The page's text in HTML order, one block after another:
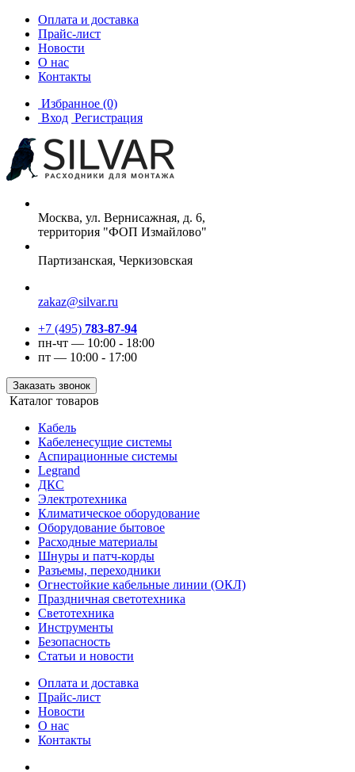
Оплата и доставка
Прайс-лист
Новости
О нас
Контакты
Избранное (0)
Вход Регистрация
Москва, ул. Вернисажная, д. 6,
территория "ФОП Измайлово"
Партизанская, Черкизовская
zakaz@silvar.ru
+7 (495) 783-87-94
пн-чт — 10:00 - 18:00
пт — 10:00 - 17:00
Заказать звонок
Каталог товаров
Кабель
Кабеленесущие системы
Аспирационные системы
Legrand
ДКС
Электротехника
Климатическое оборудование
Оборудование бытовое
Расходные материалы
Шнуры и патч-корды
Разъемы, переходники
Огнестойкие кабельные линии (ОКЛ)
Праздничная светотехника
Светотехника
Инструменты
Безопасность
Статьи и новости
Оплата и доставка
Прайс-лист
Новости
О нас
Контакты